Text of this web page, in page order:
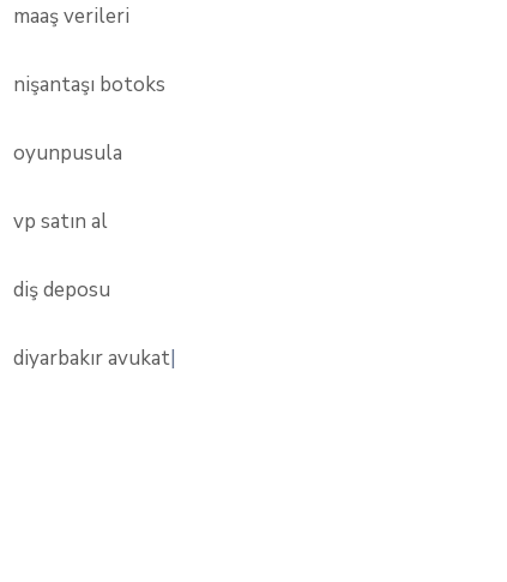
maaş verileri
nişantaşı botoks
oyunpusula
vp satın al
diş deposu
diyarbakır avukat|